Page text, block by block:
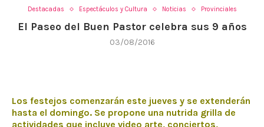
Destacadas Espectáculos y Cultura Noticias Provinciales
El Paseo del Buen Pastor celebra sus 9 años
03/08/2016
Los festejos comenzarán este jueves y se extenderán
hasta el domingo. Se propone una nutrida grilla de
actividades que incluye video arte, conciertos,